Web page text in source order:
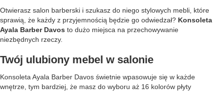
Otwierasz salon barberski i szukasz do niego stylowych mebli, które
sprawią, że każdy z przyjemnością będzie go odwiedzał? Konsoleta
Ayala Barber Davos to dużo miejsca na przechowywanie
niezbędnych rzeczy.
Twój ulubiony mebel w salonie
Konsoleta Ayala Barber Davos świetnie wpasowuje się w każde
wnętrze, tym bardziej, że masz do wyboru aż 16 kolorów płyty